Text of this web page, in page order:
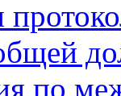
по